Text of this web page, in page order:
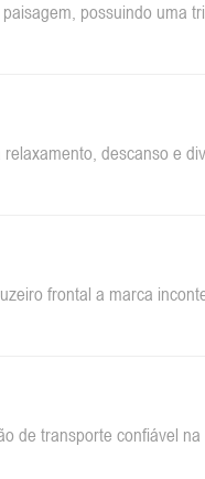
possuindo uma
descanso e
frontal a marca
de transporte confiável